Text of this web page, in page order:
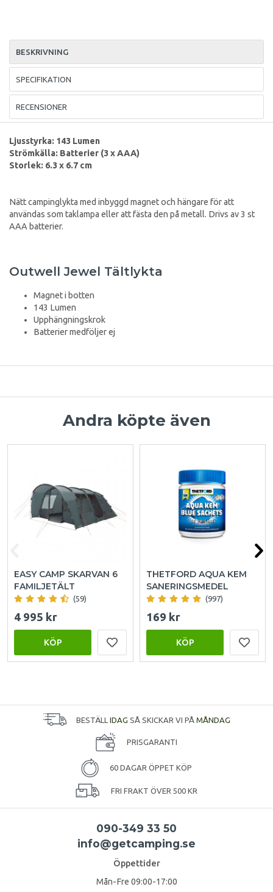
BESKRIVNING
SPECIFIKATION
RECENSIONER
Ljusstyrka: 143 Lumen
Strömkälla: Batterier (3 x AAA)
Storlek: 6.3 x 6.7 cm
Nätt campinglykta med inbyggd magnet och hängare för att
användas som taklampa eller att fästa den på metall. Drivs av 3 st
AAA batterier.
Outwell Jewel Tältlykta
Magnet i botten
143 Lumen
Upphängningskrok
Batterier medföljer ej
Andra köpte även
EASY CAMP SKARVAN 6
FAMILJETÄLT
(59)
4 995 kr
KÖP
THETFORD AQUA KEM
SANERINGSMEDEL
(997)
169 kr
KÖP
BESTÄLL IDAG SÅ SKICKAR VI PÅ MÅNDAG
PRISGARANTI
60 DAGAR ÖPPET KÖP
FRI FRAKT ÖVER 500 KR
090-349 33 50
info@getcamping.se
Öppettider
Mån-Fre 09:00-17:00